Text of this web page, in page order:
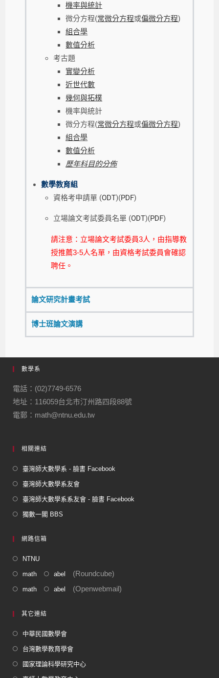
機率與統計
微分方程(常微分方程或偏微分方程)
組合學
數值分析
考古題
實變分析
近世代數
幾何與拓樸
機率與統計
微分方程(常微分方程或偏微分方程)
組合學
數值分析
歷年科目的分佈
數學教育組
資格考申請單 (ODT)(PDF)
立場論文考試委員名單 (ODT)(PDF)
請注意：立場論文考試委員3人，由指導教
授推薦3-5人名單，由資格考試委員會確認
聘任。
論文研究計畫考試
博士班論文演講
數學系
電話：(02)7749-6576
地址：116059台北市汀州路四段88號
電郵：math@ntnu.edu.tw
相關連結
臺灣師大數學系 - 臉書 Facebook
臺灣師大數學系友會
臺灣師大數學系系友會 - 臉書 Facebook
獨數一閣 BBS
網路信箱
NTNU
math abel (Roundcube)
math abel (Openwebmail)
其它連結
中華民國數學會
台灣數學教育學會
國家理論科學研究中心